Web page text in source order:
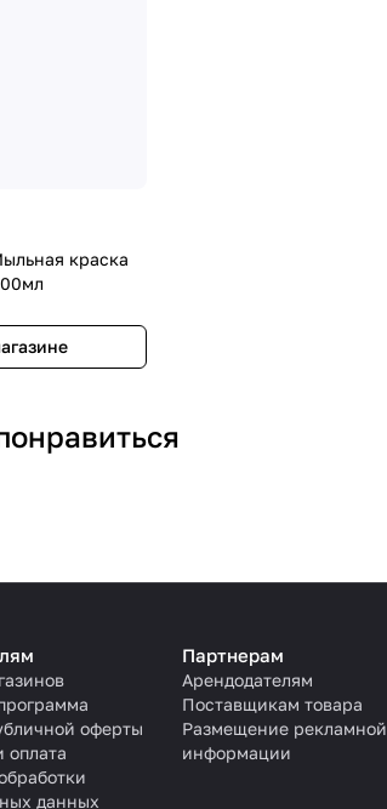
краска
оферты
оплата
данных
Партнерам
Арендодателям
Поставщикам товара
Размещение рекламной
информации